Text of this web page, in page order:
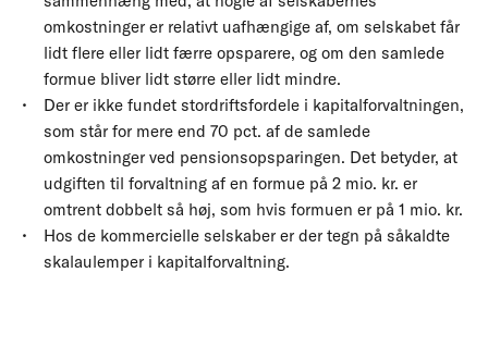
omkostninger er relativt uafhængige af, om selskabet får
lidt flere eller lidt færre opsparere, og om den samlede
formue bliver lidt større eller lidt mindre.
Der er ikke fundet stordriftsfordele i kapitalforvaltningen,
som står for mere end 70 pct. af de samlede
omkostninger ved pensionsopsparingen. Det betyder, at
udgiften til forvaltning af en formue på 2 mio. kr. er
omtrent dobbelt så høj, som hvis formuen er på 1 mio. kr.
Hos de kommercielle selskaber er der tegn på såkaldte
skalaulemper i kapitalforvaltning.